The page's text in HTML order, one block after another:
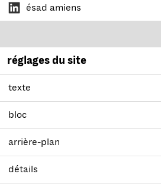
ésad amiens
réglages du site
texte
bloc
arrière-plan
détails